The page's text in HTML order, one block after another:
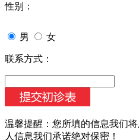
性别：
男 女
联系方式：
温馨提醒： 您所填的信息我们
人信息我们承诺绝对保密！